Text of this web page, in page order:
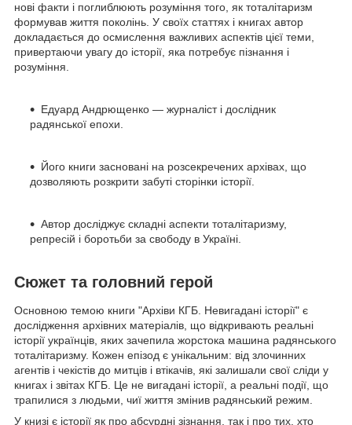
нові факти і поглиблюють розуміння того, як тоталітаризм
формував життя поколінь. У своїх статтях і книгах автор
докладається до осмислення важливих аспектів цієї теми,
привертаючи увагу до історії, яка потребує пізнання і
розуміння.
Едуард Андрющенко — журналіст і дослідник
радянської епохи.
Його книги засновані на розсекречених архівах, що
дозволяють розкрити забуті сторінки історії.
Автор досліджує складні аспекти тоталітаризму,
репресій і боротьби за свободу в Україні.
Сюжет та головний герой
Основною темою книги "Архіви КГБ. Невигадані історії" є
дослідження архівних матеріалів, що відкривають реальні
історії українців, яких зачепила жорстока машина радянського
тоталітаризму. Кожен епізод є унікальним: від злочинних
агентів і чекістів до митців і втікачів, які залишали свої сліди у
книгах і звітах КГБ. Це не вигадані історії, а реальні події, що
трапилися з людьми, чиї життя змінив радянський режим.
У книзі є історії як про абсурдні зізнання, так і про тих, хто